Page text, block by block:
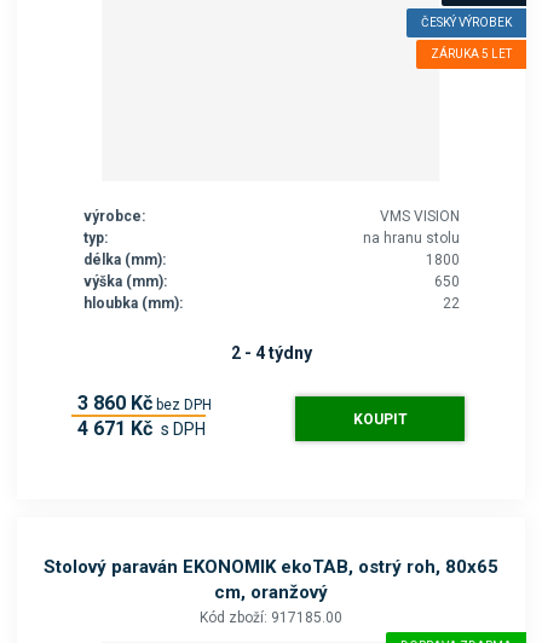
ČESKÝ VÝROBEK
ZÁRUKA 5 LET
výrobce:
VMS VISION
typ:
na hranu stolu
délka (mm):
1800
výška (mm):
650
hloubka (mm):
22
2 - 4 týdny
3 860 Kč bez DPH
4 671 Kč s DPH KOUPIT
Stolový paraván EKONOMIK ekoTAB, ostrý roh, 80x65
cm, oranžový
Kód zboží: 917185.00